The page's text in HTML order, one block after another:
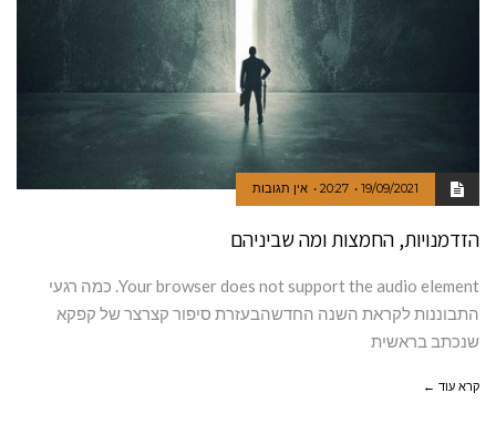
19/09/2021
20:27 אין תגובות
הזדמנויות, החמצות ומה שביניהם
Your browser does not support the audio element. כמה רגעי
התבוננות לקראת השנה החדשהבעזרת סיפור קצרצר של קפקא
שנכתב בראשית
קרא עוד ←